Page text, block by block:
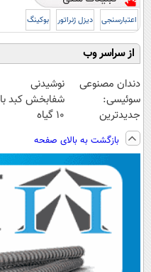
اعتبارسنجی دیزل ژنراتور بوکینگ
از سراسر وب
دندان مصنوعی
سوئیسی:
جدیدترین
فناوری اروپا،
سبک و مقاوم |
پرداخت قسطی
نوشیدنی
شفابخش کبد با
10 گیاه
امشب)
بازگشت به بالای صفحه